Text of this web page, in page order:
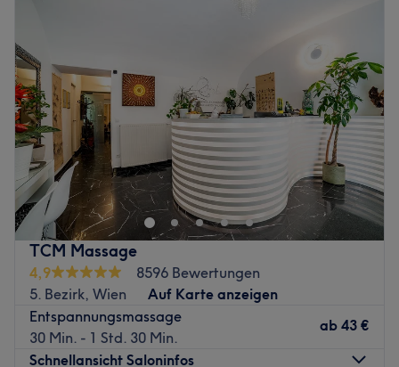
TCM Massage
4,9
8596 Bewertungen
5. Bezirk, Wien
Auf Karte anzeigen
Entspannungsmassage
30 Min. - 1 Std. 30 Min.
ab 43 €
Schnellansicht Saloninfos